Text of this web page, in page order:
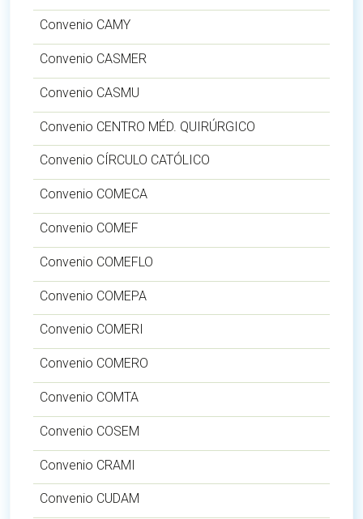
Convenio CAMY
Convenio CASMER
Convenio CASMU
Convenio CENTRO MÉD. QUIRÚRGICO
Convenio CÍRCULO CATÓLICO
Convenio COMECA
Convenio COMEF
Convenio COMEFLO
Convenio COMEPA
Convenio COMERI
Convenio COMERO
Convenio COMTA
Convenio COSEM
Convenio CRAMI
Convenio CUDAM